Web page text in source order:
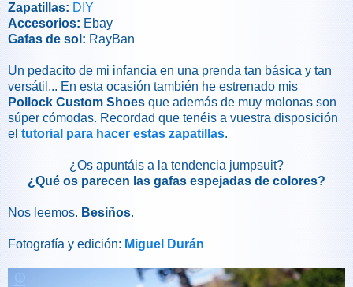
Zapatillas: DIY
Accesorios: Ebay
Gafas de sol: RayBan
Un pedacito de mi infancia en una prenda tan básica y tan
versátil... En esta ocasión también he estrenado mis
Pollock Custom Shoes que además de muy molonas son
súper cómodas. Recordad que tenéis a vuestra disposición
el tutorial para hacer estas zapatillas.
¿Os apuntáis a la tendencia jumpsuit?
¿Qué os parecen las gafas espejadas de colores?
Nos leemos. Besiños.
Fotografía y edición: Miguel Durán